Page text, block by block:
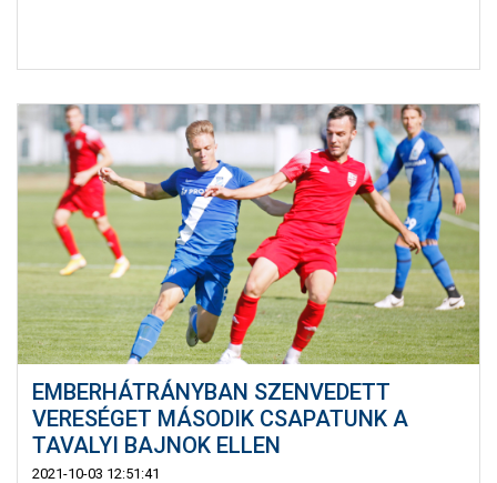
EMBERHÁTRÁNYBAN SZENVEDETT
VERESÉGET MÁSODIK CSAPATUNK A
TAVALYI BAJNOK ELLEN
2021-10-03 12:51:41